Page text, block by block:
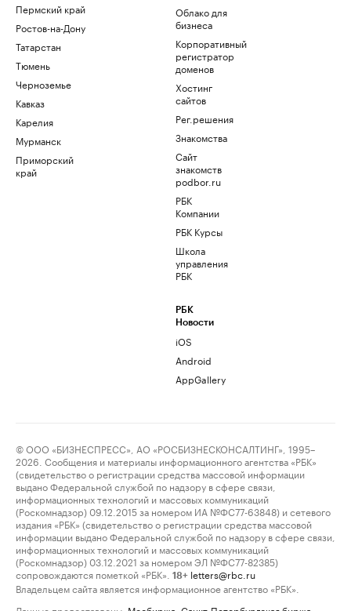
Пермский край
Ростов-на-Дону
Татарстан
Тюмень
Черноземье
Кавказ
Карелия
Мурманск
Приморский
край
Облако для
бизнеса
Корпоративный
регистратор
доменов
Хостинг
сайтов
Рег.решения
Знакомства
Сайт
знакомств
podbor.ru
РБК
Компании
РБК Курсы
Школа
управления
РБК
РБК
Новости
iOS
Android
AppGallery
© ООО «БИЗНЕСПРЕСС», АО «РОСБИЗНЕСКОНСАЛТИНГ», 1995–
2026. Сообщения и материалы информационного агентства «РБК»
(свидетельство о регистрации средства массовой информации
выдано Федеральной службой по надзору в сфере связи,
информационных технологий и массовых коммуникаций
(Роскомнадзор) 09.12.2015 за номером ИА №ФС77-63848) и сетевого
издания «РБК» (свидетельство о регистрации средства массовой
информации выдано Федеральной службой по надзору в сфере связи,
информационных технологий и массовых коммуникаций
(Роскомнадзор) 03.12.2021 за номером ЭЛ №ФС77-82385)
сопровождаются пометкой «РБК».
18+ letters@rbc.ru
Владельцем сайта является информационное агентство «РБК».